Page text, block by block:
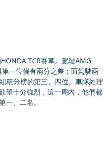
TCR賽車。駕駛AMG
一位僅有兩分之差；而駕駛兩
積分榜的第三、四位。車隊經理
望十分強烈，這一周內，他們都
、二名。